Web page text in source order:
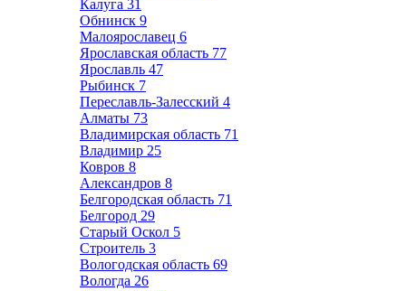
Калуга 31
Обнинск 9
Малоярославец 6
Ярославская область 77
Ярославль 47
Рыбинск 7
Переславль-Залесский 4
Алматы 73
Владимирская область 71
Владимир 25
Ковров 8
Александров 8
Белгородская область 71
Белгород 29
Старый Оскол 5
Строитель 3
Вологодская область 69
Вологда 26